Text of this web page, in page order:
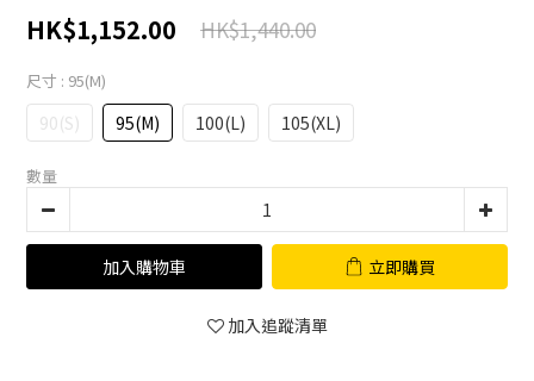
HK$1,152.00 HK$1,440.00
尺寸 : 95(M)
90(S) 95(M) 100(L) 105(XL)
數量
加入購物車 立即購買
加入追蹤清單